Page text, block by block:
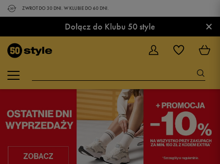
ZWROT DO 30 DNI. W KLUBIE DO 60 DNI.
Dołącz do Klubu 50 style ×